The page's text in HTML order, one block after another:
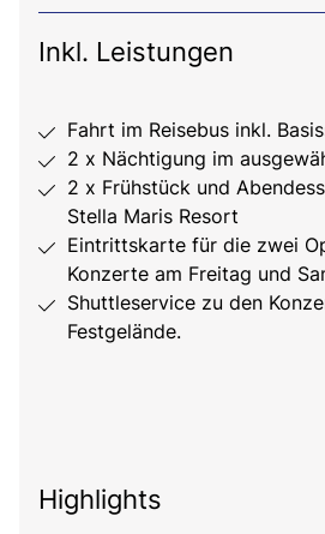
Inkl. Leistungen
Fahrt im Reisebus inkl.
2 x Nächtigung im
2 x Frühstück und
Stella Maris Resort
Eintrittskarte für die zwei
Konzerte am Freitag und
Shuttleservice zu den
Festgelände.
Highlights